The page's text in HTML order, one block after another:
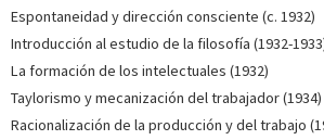
Espontaneidad y dirección consciente (c. 1932)
Introducción al estudio de la filosofía (1932-
La formación de los intelectuales (1932)
Taylorismo y mecanización del trabajador (1934)
Racionalización de la producción y del trabajo